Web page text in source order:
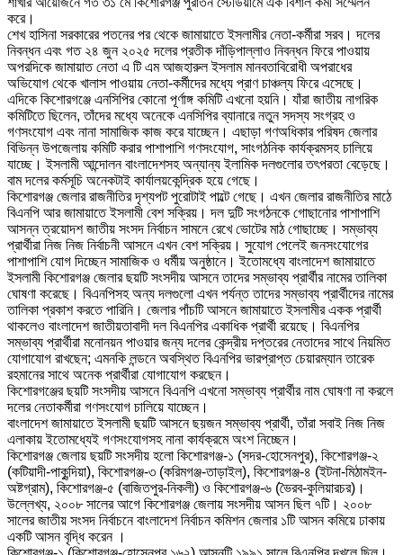
করে।
শেখ হাসিনা সরকারের পতনের পর থেকে জামায়াতে ইসলামীর নেতা-কর্মীরা সরব। দলের
নিবন্ধন এবং গত ২৪ জুন ২০২৫ দলের প্রতীক দাঁড়িপাল্লাও নিবন্ধন ফিরে পাওয়ায়
অপরদিকে জামায়াত নেতা এ টি এম আজহারুল ইসলাম মানবতাবিরোধী অপরাধের
অভিযোগ থেকে খালাস পাওয়ায় নেতা-কর্মীদের মধ্যে প্রাণ চাঞ্চল্য ফিরে এসেছে।
এদিকে কিশোরগঞ্জে এনসিপির কোনো পূর্ণাঙ্গ কমিটি এখনো হয়নি। যাঁরা জাতীয় নাগরিক
কমিটিতে ছিলেন, তাঁদের মধ্যে অনেকে এনসিপির ব্যানারে নতুন সদস্য সংগ্রহ ও
গণসংযোগ এবং নানা সামাজিক কাজ করে যাচ্ছেন। এছাড়া গণঅধিকার পরিষদ জেলার
বিভিন্ন উপজেলায় কমিটি করার পাশাপাশি গণসংযোগ, সাংগঠনিক কার্যক্রমসহ চালিয়ে
যাচ্ছে। ইসলামী আন্দোলন বাংলাদেশসহ অন্যান্য ইলামিক দলগুলোর তৎপরতা বেড়েছে।
বাম দলের কর্মসূচি অনেকটাই কার্যালয়কেন্দ্রিক হয়ে গেছে।
কিশোরগঞ্জ জেলার রাজনীতির দৃশ্যপট পুরোটাই পাল্টে গেছে। এখন জেলার রাজনীতির মাঠে
বিএনপি আর জামায়াতে ইসলামী বেশ সক্রিয়। দল দুটি সংগঠনকে গোছানোর পাশাপাশি
আসন্ন ত্রয়োদশ জাতীয় সংসদ নির্বাচন সামনে রেখে ভোটের মাঠ গোছাচ্ছে। সম্ভাব্য
প্রার্থীরা নিজ নিজ নির্বাচনী আসনে এখন বেশ সক্রিয়। সুযোগ পেলেই জনসংযোগের
পাশাপাশি যোগ দিচ্ছেন সামাজিক ও ধর্মীয় অনুষ্ঠানে। ইতোমধ্যে বাংলাদেশ জামায়াতে
ইসলামী কিশোরগঞ্জ জেলার ছয়টি সংসদীয় আসনে তাদের সম্ভাব্য প্রার্থীর নামের তালিকা
ঘোষণা করেছে। বিএনপিসহ অন্য দলগুলো এখন পর্যন্ত তাদের সম্ভাব্য প্রার্থীদের নামের
তালিকা প্রকাশ করতে পারিনি। জেলার পাঁচটি আসনে জামায়াতে ইসলামীর একক প্রার্থী
থাকলেও বাংলাদেশ জাতীয়তাবাদী দল বিএনপির একাধিক প্রার্থী রয়েছে। বিএনপির
সম্ভাব্য প্রার্থীরা মনোনয়ন পাওয়ার জন্য দলের কেন্দ্রীয় দপ্তরের নেতাদের সাথে নিয়মিত
যোগাযোগ রাখছেন; এমনকি লন্ডনে অবস্থিত বিএনপির ভারপ্রাপ্ত চেয়ারম্যান তারেক
রহমানের সাথে অনেক প্রার্থীরা যোগাযোগ করছেন।
কিশোরগঞ্জের ছয়টি সংসদীয় আসনে বিএনপি এখনো সম্ভাব্য প্রার্থীর নাম ঘোষণা না করলে
দলের নেতাকর্মীরা গণসংযোগ চালিয়ে যাচ্ছেন।
বাংলাদেশ জামায়াতে ইসলামী ছয়টি আসনে ছয়জন সম্ভাব্য প্রার্থী, তাঁরা সবাই নিজ নিজ
এলাকায় ইতোমধ্যেই গণসংযোগসহ নানা কার্যক্রমে অংশ নিচ্ছেন।
কিশোরগঞ্জ জেলায় ছয়টি সংসদীয় হলো কিশোরগঞ্জ-১ (সদর-হোসেনপুর), কিশোরগঞ্জ-২
(কটিয়াদী-পাকুন্দিয়া), কিশোরগঞ্জ-৩ (করিমগঞ্জ-তাড়াইল), কিশোরগঞ্জ-৪ (ইটনা-মিঠামইন-
অষ্টগ্রাম), কিশোরগঞ্জ-৫ (বাজিতপুর-নিকলী) ও কিশোরগঞ্জ-৬ (ভৈরব-কুলিয়ারচর)।
উল্লেখ্য, ২০০৮ সালের আগে কিশোরগঞ্জ জেলায় সংসদীয় আসন ছিল ৭টি। ২০০৮
সালের জাতীয় সংসদ নির্বাচনে বাংলাদেশ নির্বাচন কমিশন জেলার ১টি আসন কমিয়ে ঢাকায়
একটি আসন বৃদ্ধি করেন ।